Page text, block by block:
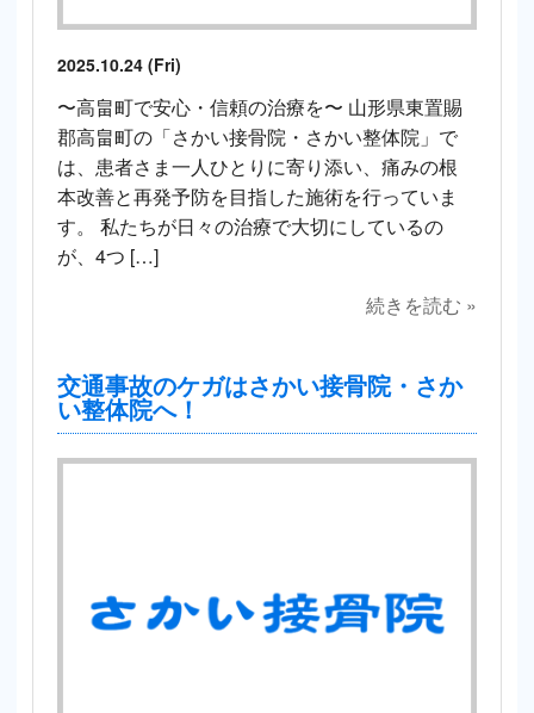
2025.10.24 (Fri)
〜高畠町で安心・信頼の治療を〜 山形県東置賜
郡高畠町の「さかい接骨院・さかい整体院」で
は、患者さま一人ひとりに寄り添い、痛みの根
本改善と再発予防を目指した施術を行っていま
す。 私たちが日々の治療で大切にしているの
が、4つ […]
続きを読む »
交通事故のケガはさかい接骨院・さか
い整体院へ！